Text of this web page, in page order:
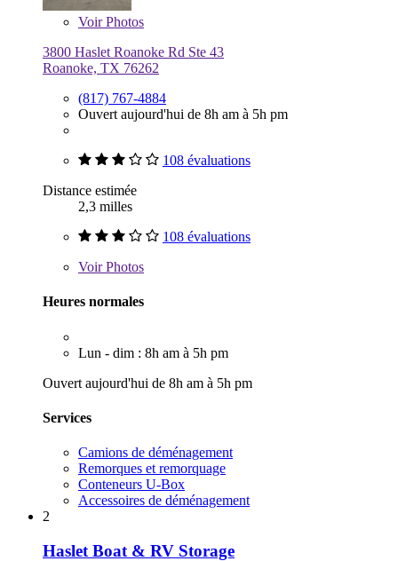
VoirPhotos
3800 Haslet Roanoke Rd Ste 43
Roanoke, TX 76262
(817) 767-4884
Ouvert aujourd'hui de 8h am à 5h pm
108 évaluations
Distance estimée
2,3 milles
108 évaluations
VoirPhotos
Heures normales
Lun - dim : 8h am à 5h pm
Ouvert aujourd'hui de 8h am à 5h pm
Services
Camions de déménagement
Remorques et remorquage
Conteneurs U-Box
Accessoires de déménagement
2
Haslet Boat & RV Storage